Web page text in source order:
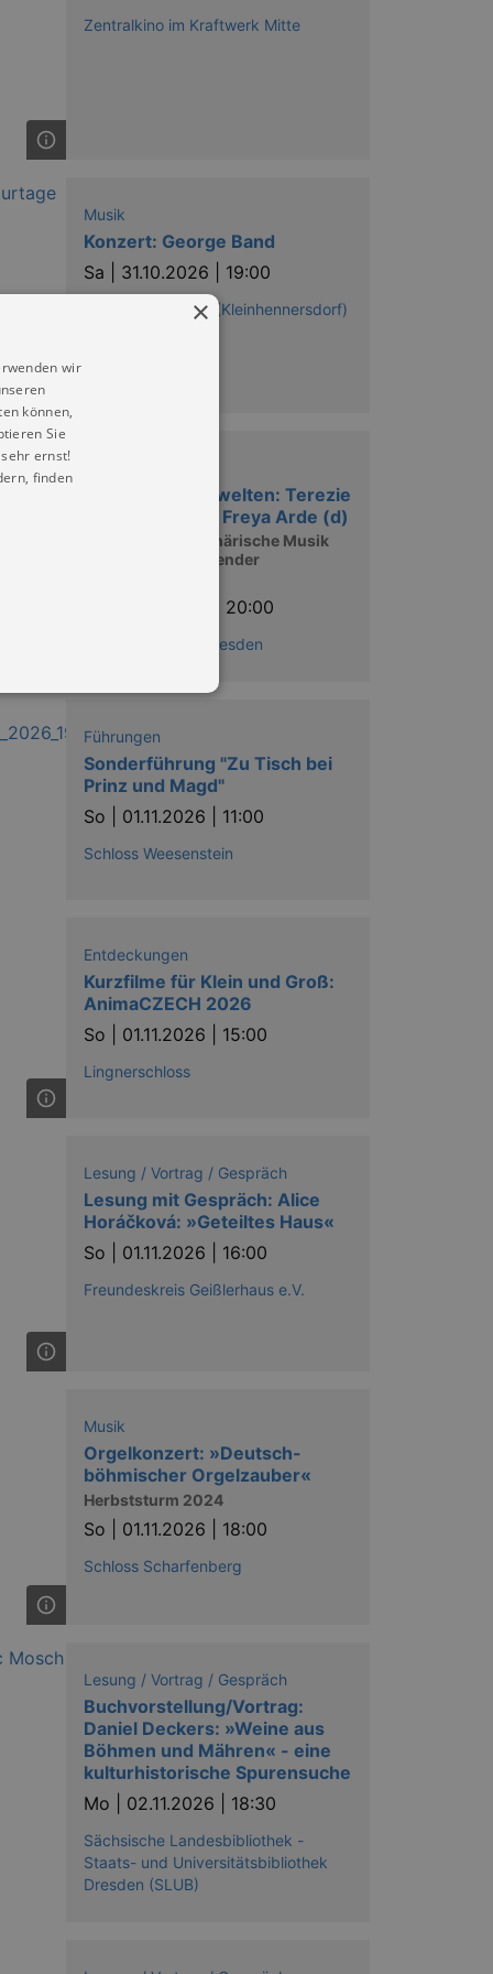
Zentralkino im Kraftwerk Mitte
Musik
Konzert: George Band
Sa | 31.10.2026 | 19:00
HEYMANNBAUDE (Kleinhennersdorf)
Intensive Klangwelten: Terezie
Kovalová (cz) // Freya Arde (d)
Intensive atmosphärische Musik
zweier herausragender
31.10.2026 | 20:00
Jazzclub Tonne Dresden
Führungen
Sonderführung "Zu Tisch bei
Prinz und Magd"
So | 01.11.2026 | 11:00
Schloss Weesenstein
Entdeckungen
Kurzfilme für Klein und Groß:
AnimaCZECH 2026
So | 01.11.2026 | 15:00
Lingnerschloss
Lesung / Vortrag / Gespräch
Lesung mit Gespräch: Alice
Horáčková: »Geteiltes Haus«
So | 01.11.2026 | 16:00
Freundeskreis Geißlerhaus e.V.
Musik
Orgelkonzert: »Deutsch-
böhmischer Orgelzauber«
Herbststurm 2024
So | 01.11.2026 | 18:00
Schloss Scharfenberg
Lesung / Vortrag / Gespräch
Buchvorstellung/Vortrag:
Daniel Deckers: »Weine aus
Böhmen und Mähren« - eine
kulturhistorische Spurensuche
Mo | 02.11.2026 | 18:30
Sächsische Landesbibliothek -
Staats- und Universitätsbibliothek
Dresden (SLUB)
×
wir
können,
Sie
ernst!
finden
Ihren account. Ohne diese
visitor cookie consent
Cross-Site Request Forgery
Cross-Site Request Forgery
Analytics - which is a
used analytics service. This
assigning a randomly
in each page request
and campaign data for the
after 2 years, although
update a unique value for
Analytics, according
rate - limiting the
after 10 minutes.
the end user uses the
may have seen before
from OneTrust. It
the site uses and
visitors to the site will
no information that can